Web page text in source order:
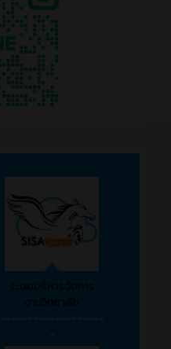
ระบบบริหารจัดการ
งานวิทยาลัย
-------------------
-